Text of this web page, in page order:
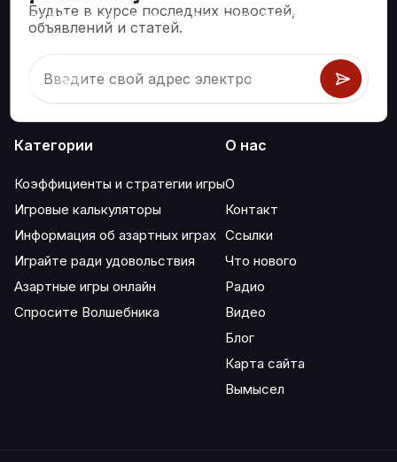
Будьте в курсе последних новостей,
объявлений и статей.
для таких азартных игр, как блэкджек, крэпс, рулетка и
сотни других.
Категории
Коэффициенты и стратегии игры
Игровые калькуляторы
Информация об азартных играх
Играйте ради удовольствия
Азартные игры онлайн
Спросите Волшебника
О нас
О
Контакт
Ссылки
Что нового
Радио
Видео
Блог
Карта сайта
Вымысел